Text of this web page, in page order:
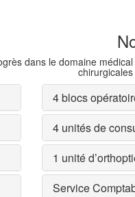
dans le domaine
4 blocs
4 unités de
1 unité
Service